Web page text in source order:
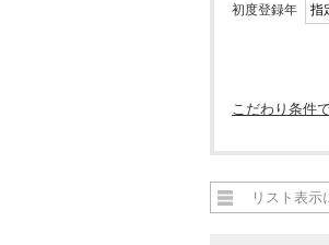
初度登録年
こだわり条件
リスト表示